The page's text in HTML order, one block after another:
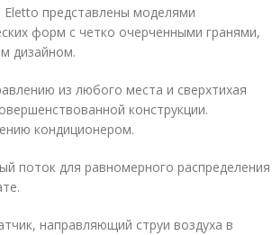
Eletto представлены моделями
форм с четко очерченными гранями,
дизайном.
из любого места и сверхтихая
конструкции.
кондиционером.
поток для равномерного распределения
направляющий струи воздуха в